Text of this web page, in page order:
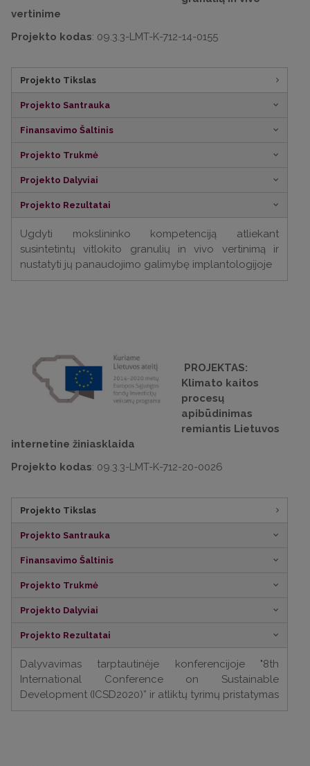
vertinime
Projekto kodas: 09.3.3-LMT-K-712-14-0155
Projekto Tikslas
Projekto Santrauka
Finansavimo Šaltinis
Projekto Trukmė
Projekto Dalyviai
Projekto Rezultatai
Ugdyti mokslininko kompetenciją atliekant
susintetintų vitlokito granulių in vivo vertinimą ir
nustatyti jų panaudojimo galimybę implantologijoje
PROJEKTAS:
Klimato kaitos
procesų
apibūdinimas
remiantis Lietuvos
internetine žiniasklaida
Projekto kodas: 09.3.3-LMT-K-712-20-0026
Projekto Tikslas
Projekto Santrauka
Finansavimo Šaltinis
Projekto Trukmė
Projekto Dalyviai
Projekto Rezultatai
Dalyvavimas tarptautinėje konferencijoje "8th
International Conference on Sustainable
Development (ICSD2020)” ir atliktų tyrimų pristatymas